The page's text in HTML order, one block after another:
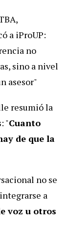
a iProUP:
no
sino a nivel
asesor"
resumió la
"Cuanto
de que la
no se
a
voz u otros